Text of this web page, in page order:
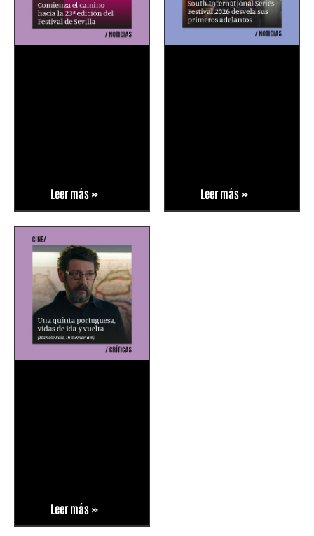
Leer más » Leer más »
Leer más »